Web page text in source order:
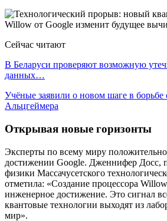
Сейчас читают
В Беларуси проверяют возможную
данных…
Учёные заявили о новом шаге в борьбе
Альцгеймера
Открывая новые горизонты
Эксперты по всему миру
достижении Google. Дженнифер Досс,
физики Массачусетского
отметила: «Создание процессора
инженерное достижение. Это сигнал
квантовые технологии выходят из
мир».